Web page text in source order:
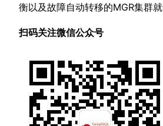
衡以及故障自动转移的MGR集群就
扫码关注微信公众号